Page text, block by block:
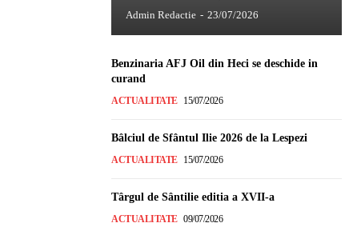
Admin Redactie - 23/07/2026
Benzinaria AFJ Oil din Heci se deschide in
curand
ACTUALITATE 15/07/2026
Bâlciul de Sfântul Ilie 2026 de la Lespezi
ACTUALITATE 15/07/2026
Târgul de Sântilie editia a XVII-a
ACTUALITATE 09/07/2026